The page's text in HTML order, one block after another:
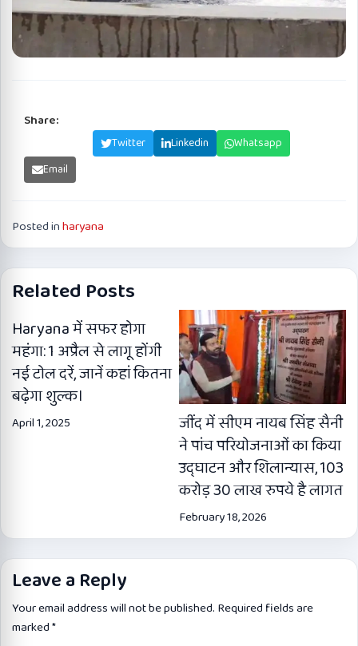
Share:
Twitter Linkedin
Whatsapp
Email
Posted inharyana
Related Posts
Haryana में सफर होगा
महंगा: 1 अप्रैल से लागू होंगी
नई टोल दरें, जानें कहां कितना
बढ़ेगा शुल्क।
April 1, 2025
जींद में सीएम नायब सिंह सैनी
ने पांच परियोजनाओं का किया
उद्घाटन और शिलान्यास, 103
करोड़ 30 लाख रुपये है लागत
February 18, 2026
Leave a Reply
Your email address will not be published. Required fields are
marked*